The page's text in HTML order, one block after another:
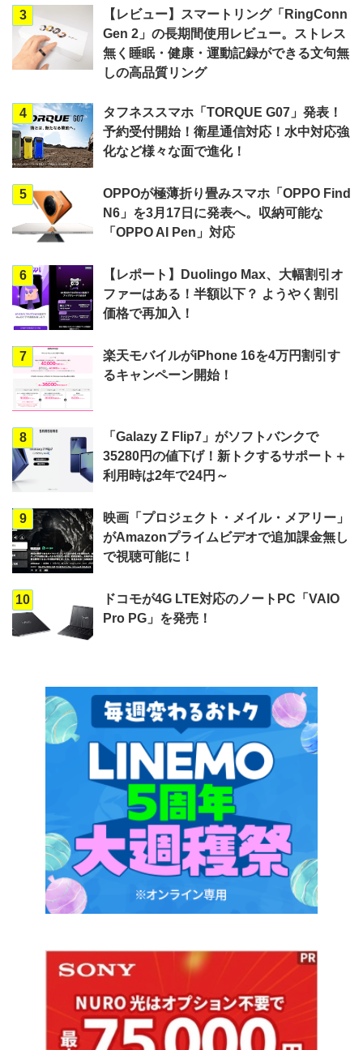
3
【レビュー】スマートリング「RingConn
Gen 2」の長期間使用レビュー。ストレス
無く睡眠・健康・運動記録ができる文句無
しの高品質リング
4
タフネススマホ「TORQUE G07」発表！
予約受付開始！衛星通信対応！水中対応強
化など様々な面で進化！
5
OPPOが極薄折り畳みスマホ「OPPO Find
N6」を3月17日に発表へ。収納可能な
「OPPO AI Pen」対応
6
【レポート】Duolingo Max、大幅割引オ
ファーはある！半額以下？ ようやく割引
価格で再加入！
7
楽天モバイルがiPhone 16を4万円割引す
るキャンペーン開始！
8
「Galazy Z Flip7」がソフトバンクで
35280円の値下げ！新トクするサポート＋
利用時は2年で24円～
9
映画「プロジェクト・メイル・メアリー」
がAmazonプライムビデオで追加課金無し
で視聴可能に！
10
ドコモが4G LTE対応のノートPC「VAIO
Pro PG」を発売！